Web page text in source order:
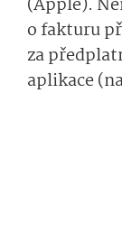
o fakturu
za
aplikace